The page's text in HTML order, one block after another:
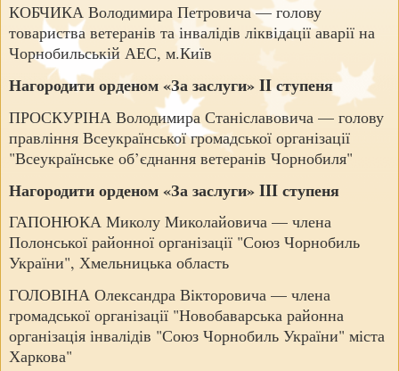
КОБЧИКА Володимира Петровича — голову
товариства ветеранів та інвалідів ліквідації аварії на
Чорнобильській АЕС, м.Київ
Нагородити орденом «За заслуги» II ступеня
ПРОСКУРІНА Володимира Станіславовича — голову
правління Всеукраїнської громадської організації
"Всеукраїнське об’єднання ветеранів Чорнобиля"
Нагородити орденом «За заслуги» III ступеня
ГАПОНЮКА Миколу Миколайовича — члена
Полонської районної організації "Союз Чорнобиль
України", Хмельницька область
ГОЛОВІНА Олександра Вікторовича — члена
громадської організації "Новобаварська районна
організація інвалідів "Союз Чорнобиль України" міста
Харкова"